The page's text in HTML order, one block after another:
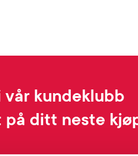
kundeklubb
på ditt neste